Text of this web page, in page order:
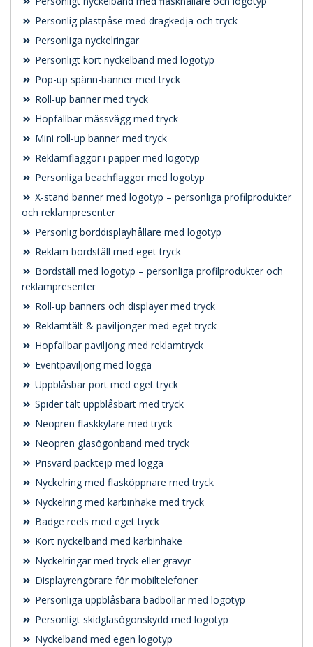
Personlig plastpåse med dragkedja och tryck
Personliga nyckelringar
Personligt kort nyckelband med logotyp
Pop-up spänn-banner med tryck
Roll-up banner med tryck
Hopfällbar mässvägg med tryck
Mini roll-up banner med tryck
Reklamflaggor i papper med logotyp
Personliga beachflaggor med logotyp
X-stand banner med logotyp – personliga profilprodukter
och reklampresenter
Personlig borddisplayhållare med logotyp
Reklam bordställ med eget tryck
Bordställ med logotyp – personliga profilprodukter och
reklampresenter
Roll-up banners och displayer med tryck
Reklamtält & paviljonger med eget tryck
Hopfällbar paviljong med reklamtryck
Eventpaviljong med logga
Uppblåsbar port med eget tryck
Spider tält uppblåsbart med tryck
Neopren flaskkylare med tryck
Neopren glasögonband med tryck
Prisvärd packtejp med logga
Nyckelring med flasköppnare med tryck
Nyckelring med karbinhake med tryck
Badge reels med eget tryck
Kort nyckelband med karbinhake
Nyckelringar med tryck eller gravyr
Displayrengörare för mobiltelefoner
Personliga uppblåsbara badbollar med logotyp
Personligt skidglasögonskydd med logotyp
Nyckelband med egen logotyp